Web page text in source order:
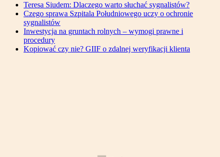
Teresa Siudem: Dlaczego warto słuchać sygnalistów?
Czego sprawa Szpitala Południowego uczy o ochronie
sygnalistów
Inwestycja na gruntach rolnych – wymogi prawne i
procedury
Kopiować czy nie? GIIF o zdalnej weryfikacji klienta